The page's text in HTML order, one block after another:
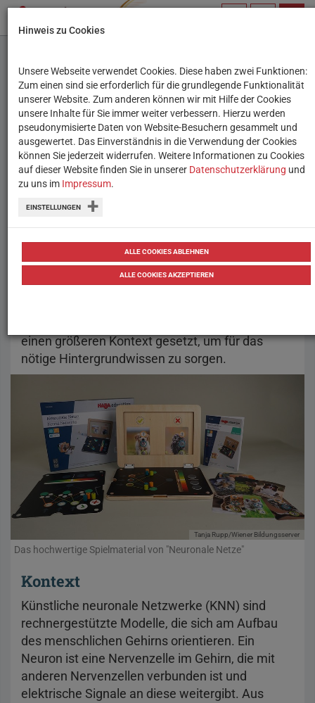
Neuronale Netze
Ein ambitioniertes Spiel zwischen
Holzlaptop und Hirnverknotung
Mit “Neuronale Netze” hat das Team des Wiener
Bildungsservers auch ein zweites Spiel aus der
“Digital Starter”-Reihe der deutschen Firma Haba
getestet. Ähnlich wie bei“Pfadfinder-
Algorithmus”tauchten dabei an entscheidenden
Knotenpunkten einige Fragezeichen bei den
einen größeren Kontext gesetzt, um für das
nötige Hintergrundwissen zu sorgen.
Tanja Rupp/Wiener Bildungsserver
Das hochwertige Spielmaterial von "Neuronale Netze"
Kontext
Künstliche neuronale Netzwerke (KNN) sind
rechnergestützte Modelle, die sich am Aufbau
des menschlichen Gehirns orientieren. Ein
Neuron ist eine Nervenzelle im Gehirn, die mit
anderen Nervenzellen verbunden ist und
elektrische Signale an diese weitergibt. Aus
Hinweis zu Cookies
Unsere Webseite verwendet Cookies. Diese haben zwei Funktionen:
Zum einen sind sie erforderlich für die grundlegende Funktionalität
unserer Website. Zum anderen können wir mit Hilfe der Cookies
unsere Inhalte für Sie immer weiter verbessern. Hierzu werden
pseudonymisierte Daten von Website-Besuchern gesammelt und
ausgewertet. Das Einverständnis in die Verwendung der Cookies
können Sie jederzeit widerrufen. Weitere Informationen zu Cookies
auf dieser Website finden Sie in unserer Datenschutzerklärung und
zu uns im Impressum.
EINSTELLUNGEN
ALLE COOKIES ABLEHNEN
ALLE COOKIES AKZEPTIEREN